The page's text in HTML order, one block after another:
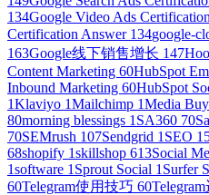
134Google Video Ads Certification
Certification Answer 134google-
163Google线下销售增长 147
Content Marketing 60HubSpot
Inbound Marketing 60HubSpot
1Klaviyo 1Mailchimp 1Media
80morning blessings 1 SA360 70
70SEMrush 107Sendgrid 1 SEO
68shopify 1skillshop 613Social
1software 1 Sprout Social 1 Surfer
60Telegram使用技巧 60